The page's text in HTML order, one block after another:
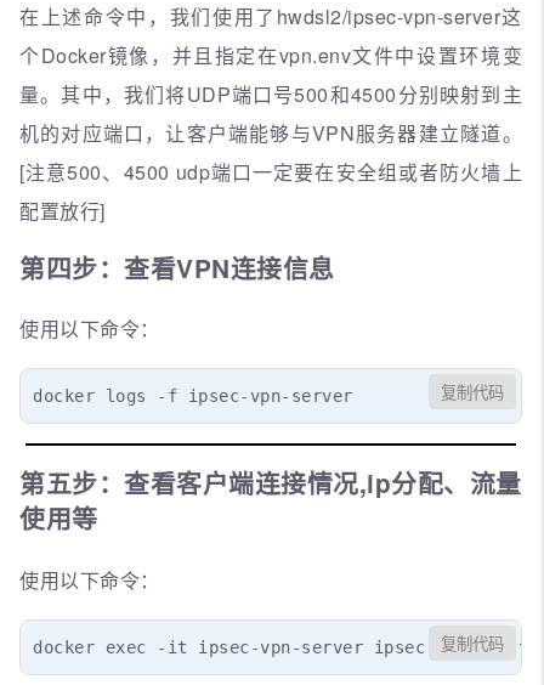
在上述命令中，我们使用了hwdsl2/ipsec-vpn-server这
个Docker镜像，并且指定在vpn.env文件中设置环境变
量。其中，我们将UDP端口号500和4500分别映射到主
机的对应端口，让客户端能够与VPN服务器建立隧道。
[注意500、4500 udp端口一定要在安全组或者防火墙上
配置放行]
第四步：查看VPN连接信息
使用以下命令：
docker logs -f ipsec-vpn-server 复制代码
第五步：查看客户端连接情况,ip分配、流量
使用等
使用以下命令：
docker exec -it ipsec-vpn-server ipsec whack --
复制代码